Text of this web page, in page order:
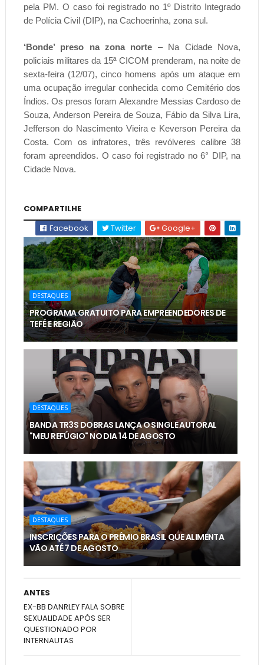
pela PM. O caso foi registrado no 1º Distrito Integrado
de Polícia Civil (DIP), na Cachoerinha, zona sul.
‘Bonde’ preso na zona norte – Na Cidade Nova,
policiais militares da 15ª CICOM prenderam, na noite de
sexta-feira (12/07), cinco homens após um ataque em
uma ocupação irregular conhecida como Cemitério dos
Índios. Os presos foram Alexandre Messias Cardoso de
Souza, Anderson Pereira de Souza, Fábio da Silva Lira,
Jefferson do Nascimento Vieira e Keverson Pereira da
Costa. Com os infratores, três revólveres calibre 38
foram apreendidos. O caso foi registrado no 6° DIP, na
Cidade Nova.
COMPARTILHE
Facebook
Twitter Google+
DESTAQUES
PROGRAMA GRATUITO PARA EMPREENDEDORES DE
TEFÉ E REGIÃO
DESTAQUES
BANDA TR3S DOBRAS LANÇA O SINGLE AUTORAL
"MEU REFÚGIO" NO DIA 14 DE AGOSTO
DESTAQUES
INSCRIÇÕES PARA O PRÊMIO BRASIL QUE ALIMENTA
VÃO ATÉ 7 DE AGOSTO
ANTES
EX-BB DANRLEY FALA SOBRE
SEXUALIDADE APÓS SER
QUESTIONADO POR
INTERNAUTAS